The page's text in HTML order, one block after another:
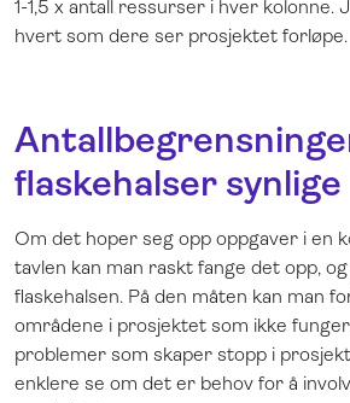
1-1,5 x antall ressurser i hver
hvert som dere ser prosjektet forløpe.
flaskehalser synlige
Om det hoper seg opp oppgaver i en
tavlen kan man raskt fange det opp,
flaskehalsen. På den måten kan man
områdene i prosjektet som ikke
problemer som skaper stopp i
enklere se om det er behov for å